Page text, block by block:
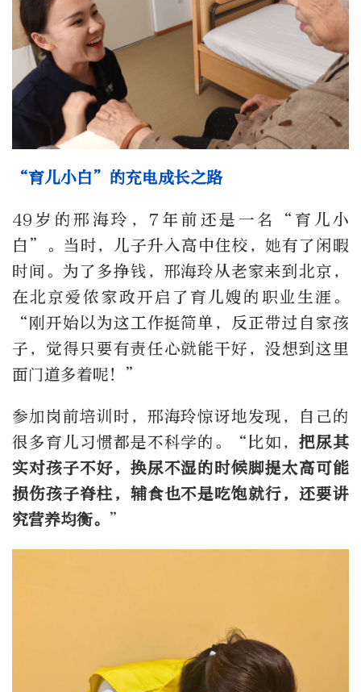
“育儿小白”的充电成长之路
49岁的邢海玲，7年前还是一名“育儿小
白”。当时，儿子升入高中住校，她有了闲暇
时间。为了多挣钱，邢海玲从老家来到北京，
在北京爱侬家政开启了育儿嫂的职业生涯。
“刚开始以为这工作挺简单，反正带过自家孩
子，觉得只要有责任心就能干好，没想到这里
面门道多着呢！”
参加岗前培训时，邢海玲惊讶地发现，自己的
很多育儿习惯都是不科学的。“比如，把尿其
实对孩子不好，换尿不湿的时候脚提太高可能
损伤孩子脊柱，辅食也不是吃饱就行，还要讲
究营养均衡。 ”